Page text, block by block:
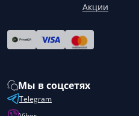
Акции
Мы в соцсетях
Telegram